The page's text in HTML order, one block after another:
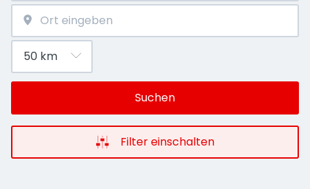
Suchen
Filter einschalten